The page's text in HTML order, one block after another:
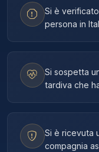
Si è
persona in
Si sospetta
tardiva che
Si è ricevuta
compagnia